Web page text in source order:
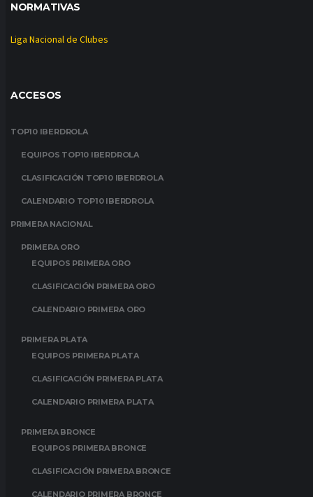
NORMATIVAS
Liga Nacional de Clubes
ACCESOS
TOP10 IBERDROLA
EQUIPOS TOP10 IBERDROLA
CLASIFICACIÓN TOP10 IBERDROLA
CALENDARIO TOP10 IBERDROLA
PRIMERA NACIONAL
PRIMERA ORO
EQUIPOS PRIMERA ORO
CLASIFICACIÓN PRIMERA ORO
CALENDARIO PRIMERA ORO
PRIMERA PLATA
EQUIPOS PRIMERA PLATA
CLASIFICACIÓN PRIMERA PLATA
CALENDARIO PRIMERA PLATA
PRIMERA BRONCE
EQUIPOS PRIMERA BRONCE
CLASIFICACIÓN PRIMERA BRONCE
CALENDARIO PRIMERA BRONCE